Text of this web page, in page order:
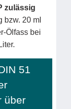
zulässig
bzw. 20 ml
Ölfass bei
51
über